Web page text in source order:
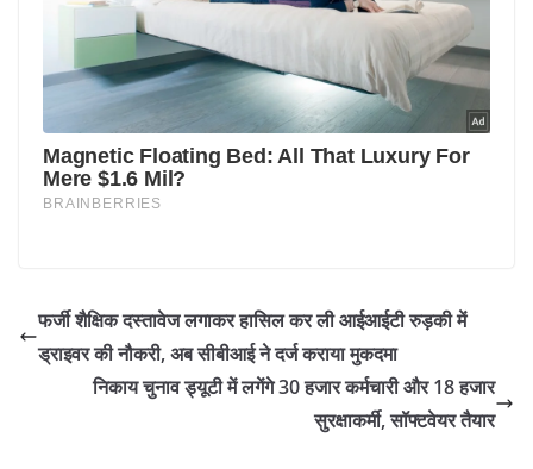
फर्जी शैक्षिक दस्तावेज लगाकर हासिल कर ली आईआईटी रुड़की में
ड्राइवर की नौकरी, अब सीबीआई ने दर्ज कराया मुकदमा
निकाय चुनाव ड्यूटी में लगेंगे 30 हजार कर्मचारी और 18 हजार
सुरक्षाकर्मी, सॉफ्टवेयर तैयार